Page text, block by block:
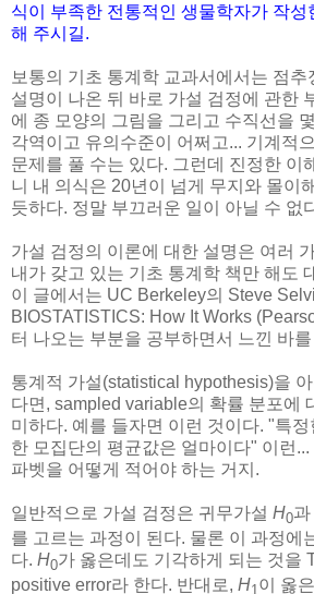
식이 부족한 전통적인 생물학자가 작
해 주시길.
보통의 기초 통계학 교과서에서는 점
설명이 나온 뒤 바로 가설 검정에 관한
에 종 모양의 그림을 그리고 수직선을
각역이고 유의수준이 어쩌고... 기계적
문제를 풀 수는 있다. 그런데 진정한 이
니 내 의식은 20년이 넘게 무지와 몰이
듯하다. 정말 부끄러운 일이 아닐 수 없
가설 검정의 이론에 대한 설명은 여러
내가 갖고 있는 기초 통계학 책만 해도
이 글에서는 UC Berkeley의 Steve
BIOSTATISTICS: How It Works
터 나오는 부분을 공부하면서 느낀 바
통계적 가설(statistical hypothesis)을
다면, sampled variable의 확률 분포에
미하다. 예를 들자면 이런 것이다. "특정
한 모집단의 평균값은 얼마이다" 이런
파벳을 어떻게 적어야 하는 거지.
일반적으로 가설 검정은 귀무가설 H0
를 고르는 과정이 된다. 물론 이 과정에
다. H0가 옳은데도 기각하게 되는 것을
positive error라 한다. 반대로, H1이 옳